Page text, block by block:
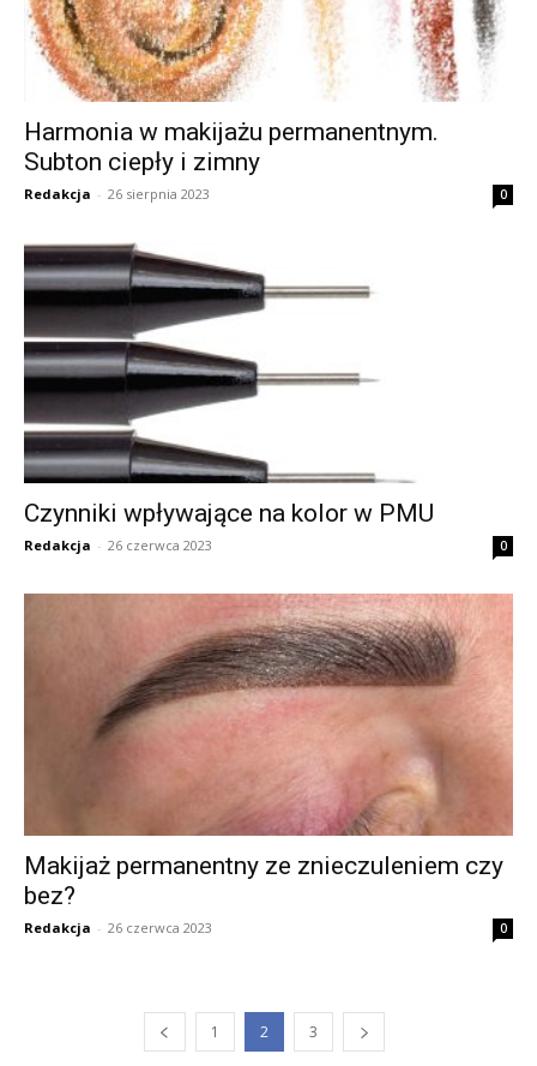
Harmonia w makijażu permanentnym.
Subton ciepły i zimny
Redakcja - 26 sierpnia 2023 0
Czynniki wpływające na kolor w PMU
Redakcja - 26 czerwca 2023 0
Makijaż permanentny ze znieczuleniem czy
bez?
Redakcja - 26 czerwca 2023 0
1 2 3